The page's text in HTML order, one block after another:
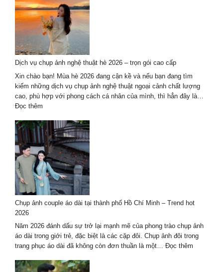
Đơn
Vị
Chụp
Ảnh
Sự
Kiện
Tại
Đà
Nẵng
Chất
Lượng
Đầu
2027
Dịch vụ chụp ảnh nghệ thuật hè 2026 – trọn gói cao cấp
Xin chào bạn! Mùa hè 2026 đang cận kề và nếu bạn đang tìm
kiếm những dịch vụ chụp ảnh nghệ thuật ngoại cảnh chất lượng
cao, phù hợp với phong cách cá nhân của mình, thì hẳn đây là…
Đọc thêm
vụ
chụp
ảnh
nghệ
thuật
hè
2026
–
trọn
cao
cấp
Chụp ảnh couple áo dài tại thành phố Hồ Chí Minh – Trend hot
2026
Năm 2026 đánh dấu sự trở lại mạnh mẽ của phong trào chụp ảnh
áo dài trong giới trẻ, đặc biệt là các cặp đôi. Chụp ảnh đôi trong
trang phục áo dài đã không còn đơn thuần là một… Đọc thêm